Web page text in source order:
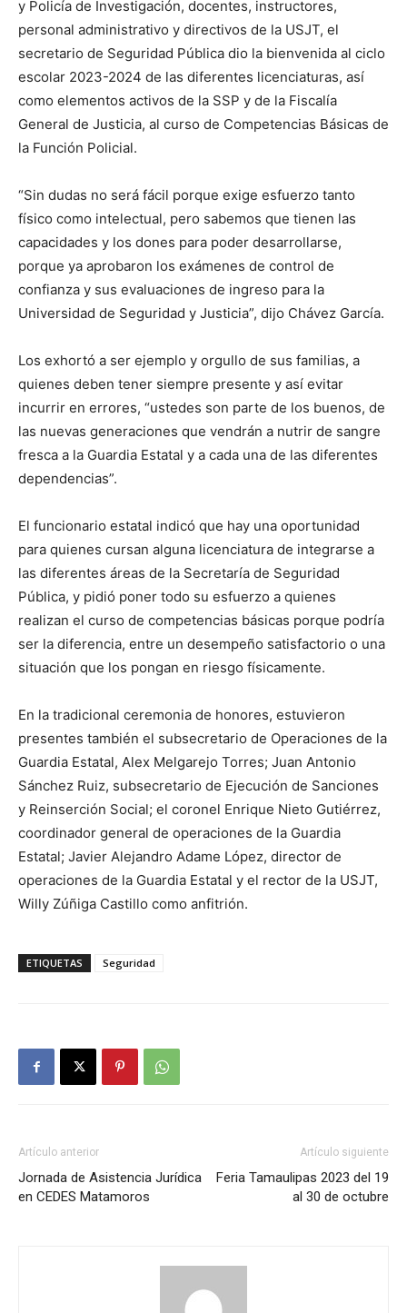
y Policía de Investigación, docentes, instructores,
personal administrativo y directivos de la USJT, el
secretario de Seguridad Pública dio la bienvenida al ciclo
escolar 2023-2024 de las diferentes licenciaturas, así
como elementos activos de la SSP y de la Fiscalía
General de Justicia, al curso de Competencias Básicas de
la Función Policial.
“Sin dudas no será fácil porque exige esfuerzo tanto
físico como intelectual, pero sabemos que tienen las
capacidades y los dones para poder desarrollarse,
porque ya aprobaron los exámenes de control de
confianza y sus evaluaciones de ingreso para la
Universidad de Seguridad y Justicia”, dijo Chávez García.
Los exhortó a ser ejemplo y orgullo de sus familias, a
quienes deben tener siempre presente y así evitar
incurrir en errores, “ustedes son parte de los buenos, de
las nuevas generaciones que vendrán a nutrir de sangre
fresca a la Guardia Estatal y a cada una de las diferentes
dependencias”.
El funcionario estatal indicó que hay una oportunidad
para quienes cursan alguna licenciatura de integrarse a
las diferentes áreas de la Secretaría de Seguridad
Pública, y pidió poner todo su esfuerzo a quienes
realizan el curso de competencias básicas porque podría
ser la diferencia, entre un desempeño satisfactorio o una
situación que los pongan en riesgo físicamente.
En la tradicional ceremonia de honores, estuvieron
presentes también el subsecretario de Operaciones de la
Guardia Estatal, Alex Melgarejo Torres; Juan Antonio
Sánchez Ruiz, subsecretario de Ejecución de Sanciones
y Reinserción Social; el coronel Enrique Nieto Gutiérrez,
coordinador general de operaciones de la Guardia
Estatal; Javier Alejandro Adame López, director de
operaciones de la Guardia Estatal y el rector de la USJT,
Willy Zúñiga Castillo como anfitrión.
ETIQUETAS Seguridad
Artículo anterior
Jornada de Asistencia Jurídica
en CEDES Matamoros
Artículo siguiente
Feria Tamaulipas 2023 del 19
al 30 de octubre